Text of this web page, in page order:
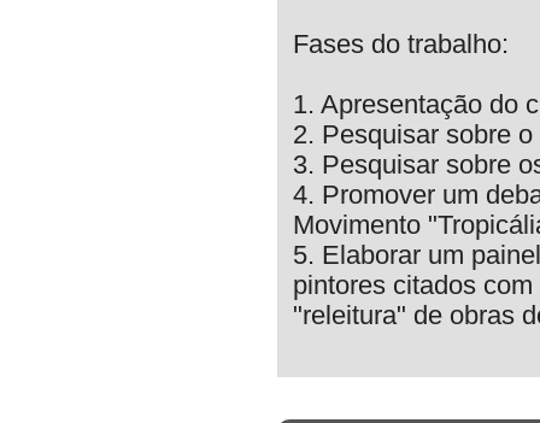
Fases do trabalho:
1. Apresentação do
2. Pesquisar sobre
3. Pesquisar sobre
4. Promover um
Movimento
5. Elaborar um
pintores citados
"releitura" de obras